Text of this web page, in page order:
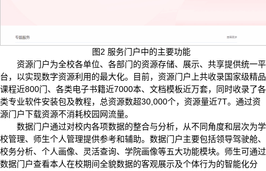
图2 服务门户中的主要功能
资源门户为全校各单位、各部门的资源存储、展示、共享提供统一平
台，以实现数字资源利用的最大化。目前，资源门户上共收录国家级精品
课程近800门、各类电子书籍近7000本、文档模板近万套，同时收录了各
类专业软件安装包及教程，总资源数超30,000个，资源量近7T。通过资
源门户下载资源不消耗校园网流量。
数据门户通过对校内各项数据的整合与分析，从不同角度和层次为学
校管理、师生个人管理提供参考和辅助。数据门户主要包括领导驾驶舱、
校务分析、个人画像、灵活查询、学院画像等五大功能模块。师生可通过
数据门户查看本人在校期间全貌数据的客观展示及个体行为的智能化分